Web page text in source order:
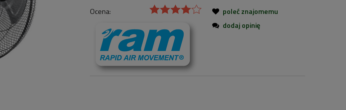
Ocena:
poleć znajomemu
dodaj opinię